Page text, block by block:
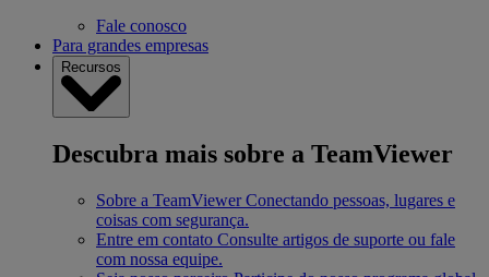
Fale conosco
Para grandes empresas
Recursos
Descubra mais sobre a TeamViewer
Sobre a TeamViewer Conectando pessoas, lugares e
coisas com segurança.
Entre em contato Consulte artigos de suporte ou fale
com nossa equipe.